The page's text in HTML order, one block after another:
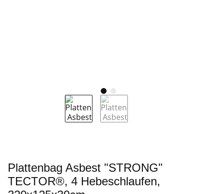
Plattenbag Asbest "STRONG"
TECTOR®, 4 Hebeschlaufen,